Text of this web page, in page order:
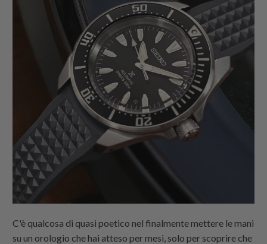
C'è qualcosa di quasi poetico nel finalmente mettere le mani
su un orologio che hai atteso per mesi, solo per scoprire che